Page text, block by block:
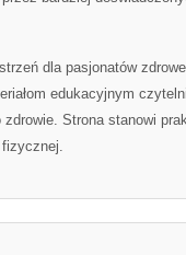
dla pasjonatów
edukacyjnym
Strona stanowi